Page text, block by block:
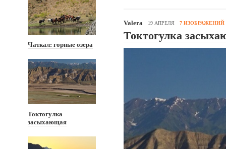
Чаткал: горные озера
Токтогулка
засыхающая
Valera 19 АПРЕЛЯ 7 ИЗОБРАЖЕНИЙ
Токтогулка